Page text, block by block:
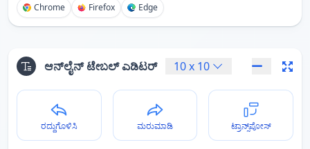
Chrome Firefox Edge
ಆನ್‌ಲೈನ್ ಟೇಬಲ್ ಎಡಿಟರ್ 10x 10
ರದ್ದುಗೊಳಿಸಿ ಮರುಮಾಡಿ ಟ್ರಾನ್ಸ್‌ಪೋಸ್